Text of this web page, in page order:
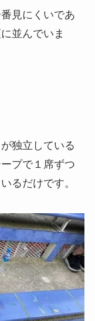
見にくいであ
並んでいま
独立している
プで１席ずつ
るだけです。